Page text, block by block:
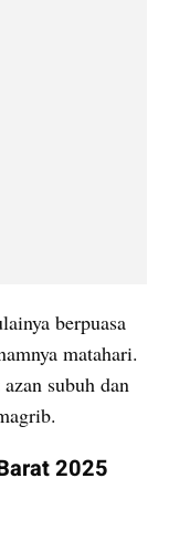
berpuasa
matahari.
subuh dan
2025